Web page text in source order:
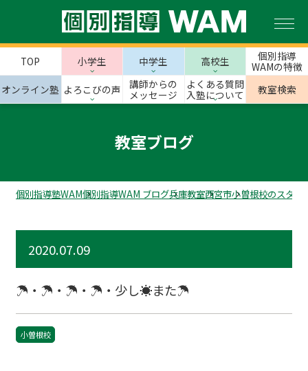
TOP 小学生 中学生 高校生
個別指導
WAMの特徴
オンライン塾 よろこびの声
講師からの
メッセージ
よくある質問
入塾について
教室検索
教室ブログ
個別指導塾WAM個別指導WAM ブログ兵庫教室西宮市小曽根校のスタッ
2020.07.09
☂・☂・☂・☂・少し☀また☂
小曽根校